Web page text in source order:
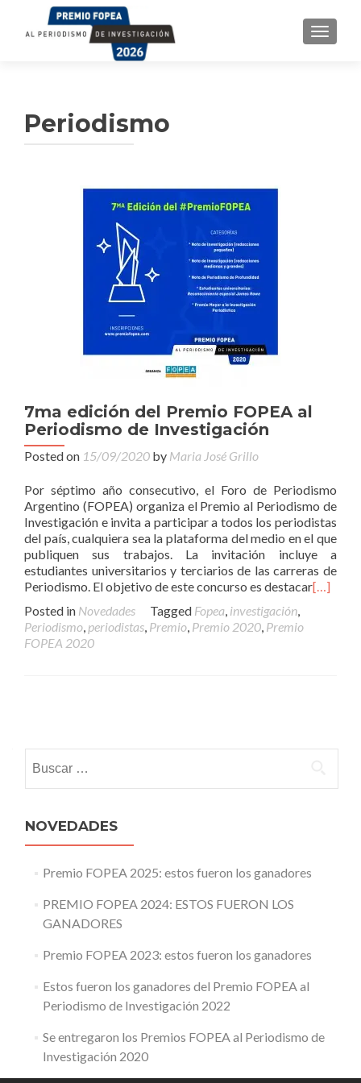
Periodismo
7ma edición del Premio FOPEA al
Periodismo de Investigación
Posted on 15/09/2020 by Maria José Grillo
Por séptimo año consecutivo, el Foro de Periodismo
Argentino (FOPEA) organiza el Premio al Periodismo de
Investigación e invita a participar a todos los periodistas
del país, cualquiera sea la plataforma del medio en el que
publiquen sus trabajos. La invitación incluye a
estudiantes universitarios y terciarios de las carreras de
Periodismo. El objetivo de este concurso es destacar[…]
Posted in Novedades Tagged Fopea, investigación,
Periodismo, periodistas, Premio, Premio 2020, Premio
FOPEA 2020
navigation
NOVEDADES
Premio FOPEA 2025: estos fueron los ganadores
PREMIO FOPEA 2024: ESTOS FUERON LOS
GANADORES
Premio FOPEA 2023: estos fueron los ganadores
Estos fueron los ganadores del Premio FOPEA al
Periodismo de Investigación 2022
Se entregaron los Premios FOPEA al Periodismo de
Investigación 2020